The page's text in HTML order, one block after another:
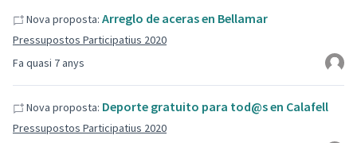
Fa quasi 7 anys
Nova proposta: Arreglo de aceras en Bellamar
Pressupostos Participatius 2020
Nova proposta: Deporte gratuito para tod@s en Calafell
Pressupostos Participatius 2020